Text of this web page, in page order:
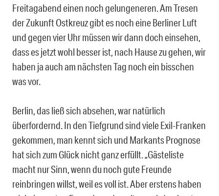
Freitagabend einen noch gelungeneren. Am Tresen
der Zukunft Ostkreuz gibt es noch eine Berliner Luft
und gegen vier Uhr müssen wir dann doch einsehen,
dass es jetzt wohl besser ist, nach Hause zu gehen, wir
haben ja auch am nächsten Tag noch ein bisschen
was vor.
Berlin, das ließ sich absehen, war natürlich
überfordernd. In den Tiefgrund sind viele Exil-Franken
gekommen, man kennt sich und Markants Prognose
hat sich zum Glück nicht ganz erfüllt. „Gästeliste
macht nur Sinn, wenn du noch gute Freunde
reinbringen willst, weil es voll ist. Aber erstens haben